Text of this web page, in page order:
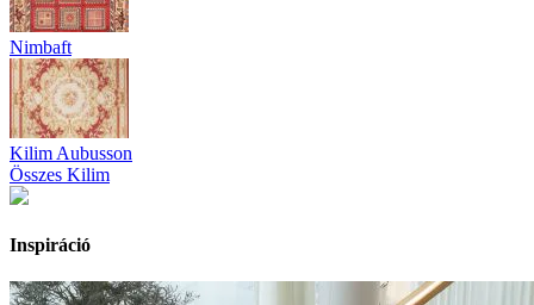
Nimbaft
Kilim Aubusson
Összes Kilim
Inspiráció